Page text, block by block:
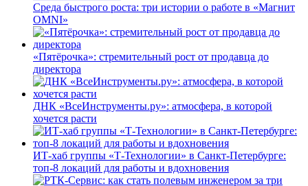
Среда быстрого роста: три истории о работе в «Магнит
OMNI»
«Пятёрочка»: стремительный рост от продавца до
директора
ДНК «ВсеИнструменты.ру»: атмосфера, в которой
хочется расти
ИТ-хаб группы «Т-Технологии» в Санкт-Петербурге:
топ-8 локаций для работы и вдохновения